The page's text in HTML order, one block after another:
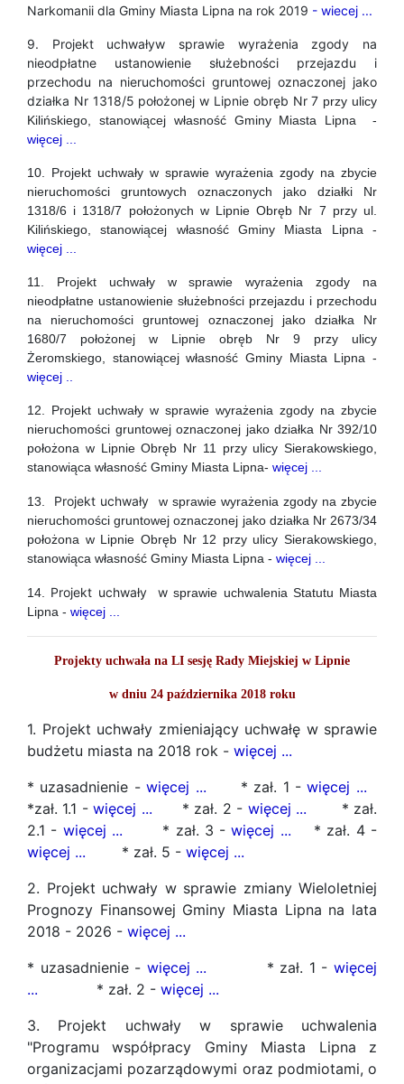
Narkomanii dla Gminy Miasta Lipna na rok 2019 - wiecej ...
9. Projekt uchwaływ sprawie wyrażenia zgody na
nieodpłatne ustanowienie służebności przejazdu i
przechodu na nieruchomości gruntowej oznaczonej jako
działka Nr 1318/5 położonej w Lipnie obręb Nr 7 przy ulicy
Kilińskiego, stanowiącej własność Gminy Miasta Lipna -
więcej ...
10. Projekt uchwały w sprawie wyrażenia zgody na zbycie
nieruchomości gruntowych oznaczonych jako działki Nr
1318/6 i 1318/7 położonych w Lipnie Obręb Nr 7 przy ul.
Kilińskiego, stanowiącej własność Gminy Miasta Lipna -
więcej ...
11. Projekt uchwały w sprawie wyrażenia zgody na
nieodpłatne ustanowienie służebności przejazdu i przechodu
na nieruchomości gruntowej oznaczonej jako działka Nr
1680/7 położonej w Lipnie obręb Nr 9 przy ulicy
Żeromskiego, stanowiącej własność Gminy Miasta Lipna -
więcej ..
12. Projekt uchwały w sprawie wyrażenia zgody na zbycie
nieruchomości gruntowej oznaczonej jako działka Nr 392/10
położona w Lipnie Obręb Nr 11 przy ulicy Sierakowskiego,
stanowiąca własność Gminy Miasta Lipna- więcej ...
13. Projekt uchwały w sprawie wyrażenia zgody na zbycie
nieruchomości gruntowej oznaczonej jako działka Nr 2673/34
położona w Lipnie Obręb Nr 12 przy ulicy Sierakowskiego,
stanowiąca własność Gminy Miasta Lipna - więcej ...
14. Projekt uchwały w sprawie uchwalenia Statutu Miasta
Lipna - więcej ...
Projekty uchwała na LI sesję Rady Miejskiej w Lipnie
w dniu 24 października 2018 roku
1. Projekt uchwały zmieniający uchwałę w sprawie
budżetu miasta na 2018 rok - więcej ...
* uzasadnienie -więcej ... * zał. 1 -więcej ...
*zał. 1.1 -więcej ... * zał. 2 - więcej ... * zał.
2.1 - więcej ... * zał. 3 -więcej ... * zał. 4 -
więcej ... * zał. 5 - więcej ...
2. Projekt uchwały w sprawie zmiany Wieloletniej
Prognozy Finansowej Gminy Miasta Lipna na lata
2018 - 2026 - więcej ...
* uzasadnienie - więcej ... * zał. 1 -więcej
... * zał. 2 - więcej ...
3. Projekt uchwały w sprawie uchwalenia
"Programu współpracy Gminy Miasta Lipna z
organizacjami pozarządowymi oraz podmiotami, o